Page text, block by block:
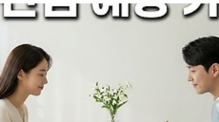
라면 오늘 이야기에 꼭 집중해 주세요.목차B형간염, 왜 우리는 이토록 주의해야 할까요?
전염 경로는 어떻게 되나요? (흔히 오해하는 상식들)무시하면 안 되는 초기 증상과 만성